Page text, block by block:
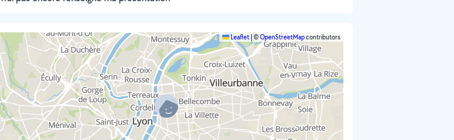
Leaflet ©OpenStreetMapcontributors